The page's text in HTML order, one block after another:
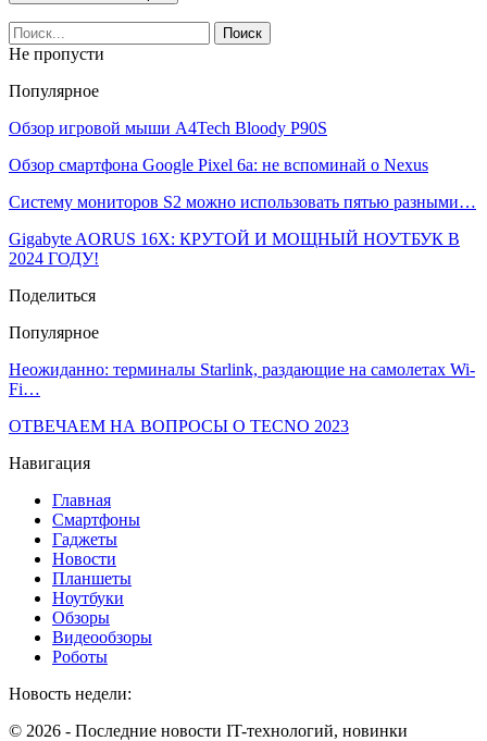
Не пропусти
Популярное
Обзор игровой мыши A4Tech Bloody P90S
Обзор смартфона Google Pixel 6a: не вспоминай о Nexus
Систему мониторов S2 можно использовать пятью разными…
Gigabyte AORUS 16X: КРУТОЙ И МОЩНЫЙ НОУТБУК В
2024 ГОДУ!
Поделиться
Популярное
Неожиданно: терминалы Starlink, раздающие на самолетах Wi-
Fi…
ОТВЕЧАЕМ НА ВОПРОСЫ О TECNO 2023
Навигация
Главная
Смартфоны
Гаджеты
Новости
Планшеты
Ноутбуки
Обзоры
Видеообзоры
Роботы
Новость недели:
© 2026 - Последние новости IT-технологий, новинки